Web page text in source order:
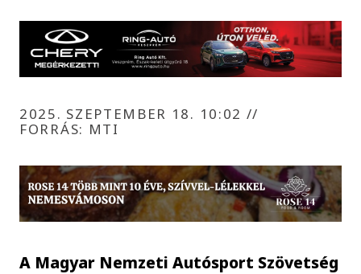
2025. SZEPTEMBER 18. 10:02 //
FORRÁS: MTI
A Magyar Nemzeti Autósport Szövetség